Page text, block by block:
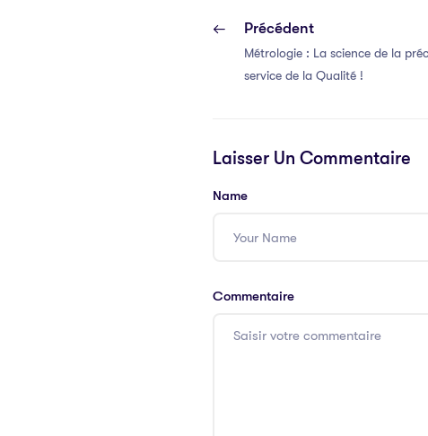
Précédent
Métrologie : La science de la
service de la Qualité !
Laisser Un Commentaire
Name
Commentaire